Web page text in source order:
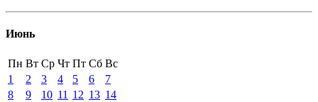
Июнь
Пн Вт Ср Чт Пт Сб Вс
1
2 3 4 5 6
7
8
9 10 11 12 13 14